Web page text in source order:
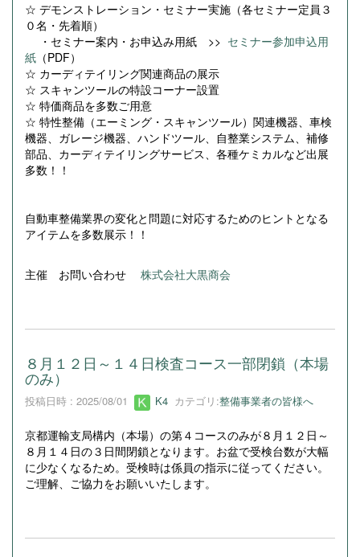
☆ デモンストレーション・セミナー実施（各セミナー定員３
０名・先着順）
・セミナー案内・お申込み用紙 >> セミナー参加申込用
紙 （PDF）
☆ カーディテイリング関連商品の展示
☆ スキャンツールの特設コーナー設置
☆ 特価商品を多数ご用意
☆ 特性整備（エーミング・スキャンツール）関連機器、車検
機器、ガレージ機器、ハンドツール、自整業システム、補修
部品、カーディテイリングサービス、各種ケミカルなど出展
多数！！
自動車整備業界の変化と問題に対応するためのヒントとなる
アイテムを多数展示！！
主催 お問い合わせ 株式会社大黒商会
８月１２日～１４日検査コース一部閉鎖（本場
のみ）
投稿日時 : 2025/08/01 K4 カテゴリ:整備事業者の皆様へ
京都運輸支局構内（本場）の第４コースのみが８月１２日～
８月１４日の３日間閉鎖となります。お盆で受検台数が大幅
に少なくなるため。受検時は係員の指示に従ってください。
ご理解、ご協力をお願いいたします。